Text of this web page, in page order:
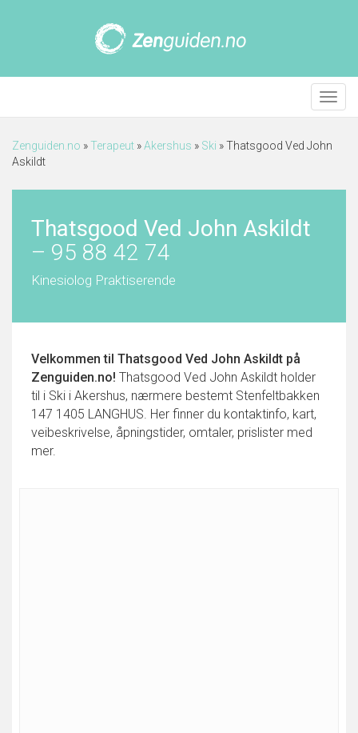
Meny
Zenguiden.no »Terapeut »Akershus » Ski »Thatsgood Ved John
Askildt
Thatsgood Ved John Askildt
– 95 88 42 74
Kinesiolog Praktiserende
Velkommen til Thatsgood Ved John Askildt på
Zenguiden.no! Thatsgood Ved John Askildt holder
til i Ski i Akershus, nærmere bestemt Stenfeltbakken
147 1405 LANGHUS. Her finner du kontaktinfo, kart,
veibeskrivelse, åpningstider, omtaler, prislister med
mer.